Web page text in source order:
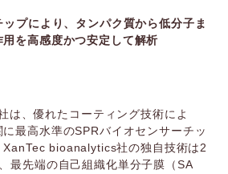
プにより、タンパク質から低分子ま
を高感度かつ安定して解析
、優れたコーティング技術によ
最高水準のSPRバイオセンサーチッ
XanTec bioanalytics社の独自技術は2
最先端の自己組織化単分子膜（SA